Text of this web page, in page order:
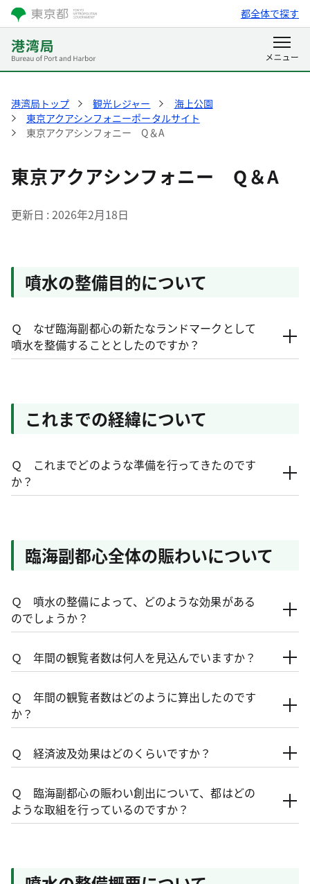
都全体で探す
港湾局トップ 観光レジャー
海上公園
東京アクアシンフォニーポータルサイト
東京アクアシンフォニー Q＆A
東京アクアシンフォニー Q＆A
更新日 2026年2月18日
噴水の整備目的について
Ｑ なぜ臨海副都心の新たなランドマークとして
噴水を整備することとしたのですか？
これまでの経緯について
Ｑ これまでどのような準備を行ってきたのです
か？
臨海副都心全体の賑わいについて
Ｑ 噴水の整備によって、どのような効果がある
のでしょうか？
Ｑ 年間の観覧者数は何人を見込んでいますか？
Ｑ 年間の観覧者数はどのように算出したのです
か？
Ｑ 経済波及効果はどのくらいですか？
Ｑ 臨海副都心の賑わい創出について、都はどの
ような取組を行っているのですか？